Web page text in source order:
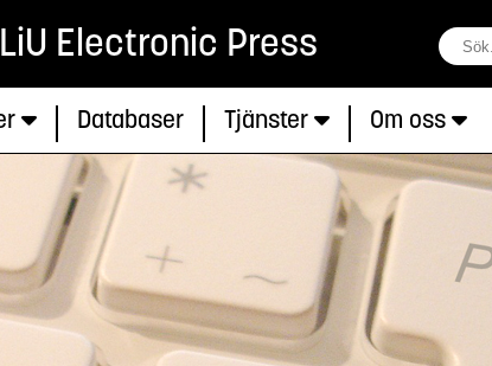
LiU Electronic Press
Databaser Tjänster Om oss